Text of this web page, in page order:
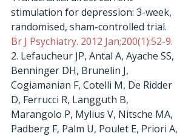
stimulation for depression: 3-week,
randomised, sham-controlled trial.
Br J Psychiatry. 2012 Jan;200(1):52-9.
2. Lefaucheur JP, Antal A, Ayache SS,
Benninger DH, Brunelin J,
Cogiamanian F, Cotelli M, De Ridder
D, Ferrucci R, Langguth B,
Marangolo P, Mylius V, Nitsche MA,
Padberg F, Palm U, Poulet E, Priori A,